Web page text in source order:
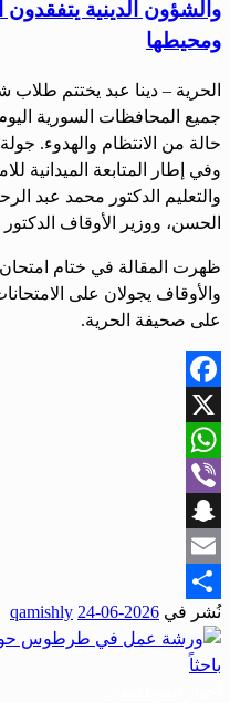
والشؤون الدينية
ومحيطها
الحرية – دينا عبد يختتم طلاب
جميع المحافظات السورية
حالة من الانتظام والهدوء.
وفي إطار المتابعة الميدانية
والتعليم الدكتور محمد عبد
الحسن، ووزير الأوقاف
ظهرت المقالة في ختام امتحان
والأوقاف يجولان على
على صحيفة الحرية.
Facebook
X
WhatsApp
Viber
Snapchat
Email
Share
نُشر في 2026-06-24
qamishly